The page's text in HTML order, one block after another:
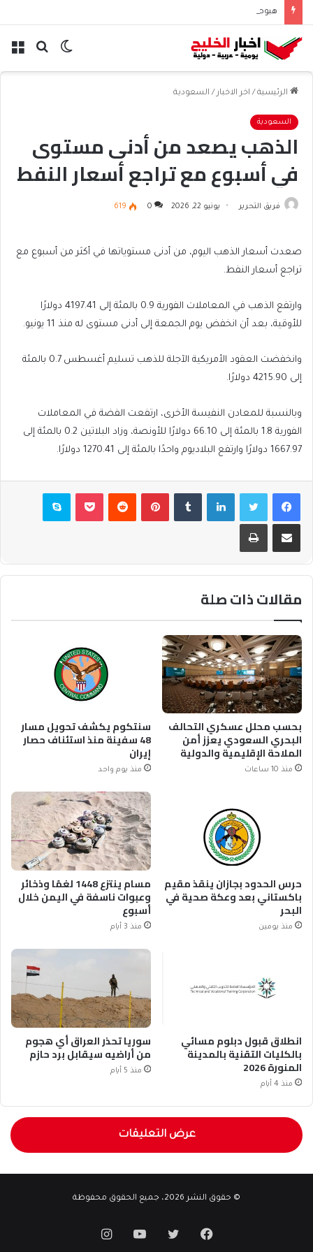
هبوط الأسهم والذهب وصعود النفط يعقّد مسار الفدرالي
بحث الوضع
الرئيسية / اخر الاخبار / السعودية
السعودية
الذهب يصعد من أدنى مستوى
في أسبوع مع تراجع أسعار النفط
فريق التحرير يونيو 22, 2026 0
619
صعدت أسعار الذهب اليوم، من أدنى مستوياتها في أكثر من أسبوع مع
تراجع أسعار النفط.
وارتفع الذهب في المعاملات ‌الفورية ‌0.9 بالمئة إلى 4197.41 دولارًا
للأوقية، بعد أن انخفض يوم الجمعة إلى أدنى مستوى له منذ 11 يونيو.
وانخفضت العقود الأمريكية الآجلة للذهب تسليم أغسطس 0.7 بالمئة
إلى 4215.90 دولارًا.
وبالنسبة للمعادن النفيسة الأخرى، ارتفعت الفضة في المعاملات
الفورية 1.8 بالمئة إلى 66.10 دولارًا للأونصة، وزاد البلاتين 0.2 بالمئة إلى
1667.97 دولارًا وارتفع البلاديوم واحدًا بالمئة إلى 1270.41 دولارًا.
فيسبوكتويتر لينكدإن بينتيريست بوكيت سكايب
مشاركة عبر البريد طباعة
مقالات ذات صلة
بحسب محلل عسكري التحالف
البحري السعودي يعزز أمن
الملاحة الإقليمية والدولية
منذ 10 ساعات
سنتكوم يكشف تحويل مسار
48 سفينة منذ استئناف حصار
إيران
منذ يوم واحد
حرس الحدود بجازان ينقذ مقيم
باكستاني بعد وعكة صحية في
البحر
منذ يومين
مسام ينتزع 1448 لغمًا وذخائر
وعبوات ناسفة في اليمن خلال
أسبوع
منذ 3 أيام
انطلاق قبول دبلوم مسائي
بالكليات التقنية بالمدينة
المنورة 2026
منذ 4 أيام
سوريا تحذر العراق أي هجوم
من أراضيه سيقابل برد حازم
منذ 5 أيام
عرض التعليقات
© حقوق النشر 2026، جميع الحقوق محفوظة
فيسبوكتويتر يوتيوبانستقرام